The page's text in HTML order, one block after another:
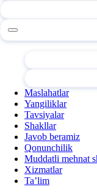
Maslahatlar
Yangiliklar
Tavsiyalar
Shakllar
Javob beramiz
Qonunchilik
Muddatli mehnat
Xizmatlar
Ta’lim